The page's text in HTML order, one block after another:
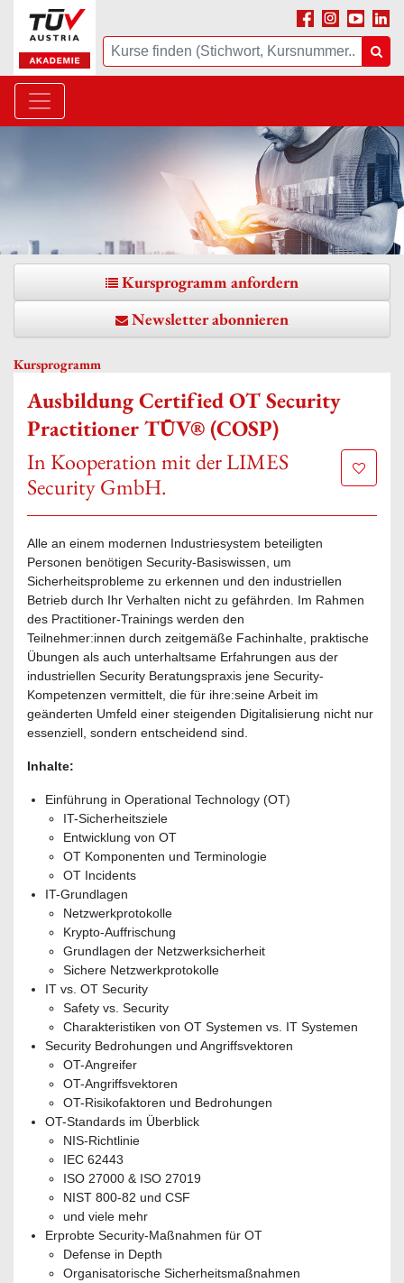
Suche
Facebook
Instagram
Youtube
Kursprogramm
Kursprogramm anfordern
Newsletter abonnieren
Ausbildung Certified OT Security
Practitioner TÜV® (COSP)
In Kooperation mit der LIMES
Security GmbH.
Zur
Alle an einem modernen Industriesystem beteiligten
Personen benötigen Security-Basiswissen, um
Sicherheitsprobleme zu erkennen und den industriellen
Betrieb durch Ihr Verhalten nicht zu gefährden. Im Rahmen
des Practitioner-Trainings werden den
Teilnehmer:innen durch zeitgemäße Fachinhalte, praktische
Übungen als auch unterhaltsame Erfahrungen aus der
industriellen Security Beratungspraxis jene Security-
Kompetenzen vermittelt, die für ihre:seine Arbeit im
geänderten Umfeld einer steigenden Digitalisierung nicht nur
essenziell, sondern entscheidend sind.
Inhalte:
Einführung in Operational Technology (OT)
IT-Sicherheitsziele
Entwicklung von OT
OT Komponenten und Terminologie
OT Incidents
IT-Grundlagen
Netzwerkprotokolle
Krypto-Auffrischung
Grundlagen der Netzwerksicherheit
Sichere Netzwerkprotokolle
IT vs. OT Security
Safety vs. Security
Charakteristiken von OT Systemen vs. IT Systemen
Security Bedrohungen und Angriffsvektoren
OT-Angreifer
OT-Angriffsvektoren
OT-Risikofaktoren und Bedrohungen
OT-Standards im Überblick
NIS-Richtlinie
IEC 62443
ISO 27000 & ISO 27019
NIST 800-82 und CSF
und viele mehr
Erprobte Security-Maßnahmen für OT
Defense in Depth
Organisatorische Sicherheitsmaßnahmen